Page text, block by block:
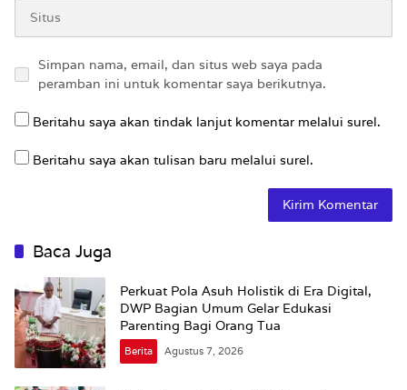
Simpan nama, email, dan situs web saya pada
peramban ini untuk komentar saya berikutnya.
Beritahu saya akan tindak lanjut komentar melalui surel.
Beritahu saya akan tulisan baru melalui surel.
Baca Juga
Perkuat Pola Asuh Holistik di Era Digital,
DWP Bagian Umum Gelar Edukasi
Parenting Bagi Orang Tua
Berita Agustus 7, 2026